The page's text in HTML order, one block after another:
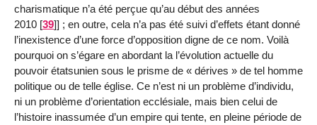
charismatique n’a été perçue qu’au début des années
2010 [39]] ; en outre, cela n’a pas été suivi d’effets étant donné
l’inexistence d’une force d’opposition digne de ce nom. Voilà
pourquoi on s’égare en abordant la l’évolution actuelle du
pouvoir étatsunien sous le prisme de « dérives » de tel homme
politique ou de telle église. Ce n’est ni un problème d’individu,
ni un problème d’orientation ecclésiale, mais bien celui de
l’histoire inassumée d’un empire qui tente, en pleine période de